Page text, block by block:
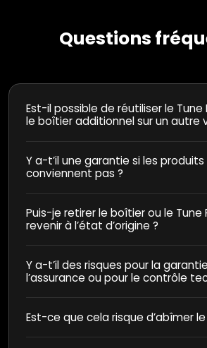
Questions
Est-il possible de réutiliser le Tune
le boîtier additionnel sur un autre
Y a-t’il une garantie si les
conviennent pas ?
Puis-je retirer le boîtier ou le Tune
revenir à l’état d’origine ?
Y a-t’il des risques pour la
l’assurance ou pour le contrôle
Est-ce que cela risque d’abîmer